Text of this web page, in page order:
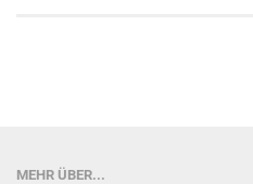
MEHR ÜBER...